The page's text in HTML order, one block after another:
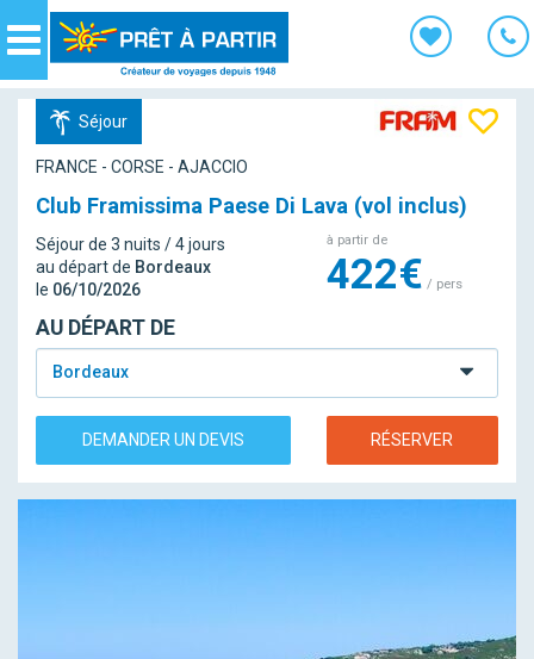
Navigation
Séjour
FRANCE - CORSE - AJACCIO
Club Framissima Paese Di Lava (vol inclus)
Séjour de 3 nuits / 4 jours
au départ de Bordeaux
le 06/10/2026
à partir de
422€ / pers
AU DÉPART DE
Bordeaux
DEMANDER UN DEVIS RÉSERVER
Panneau de gestion des cookies